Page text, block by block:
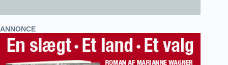
ANNONCE